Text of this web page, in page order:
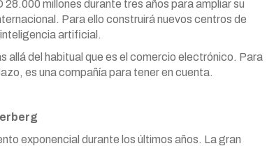
millones durante tres años para ampliar su
Para ello construirá nuevos centros de
artificial.
allá del habitual que es el comercio electrónico. Para
es una compañía para tener en cuenta.
exponencial durante los últimos años. La gran